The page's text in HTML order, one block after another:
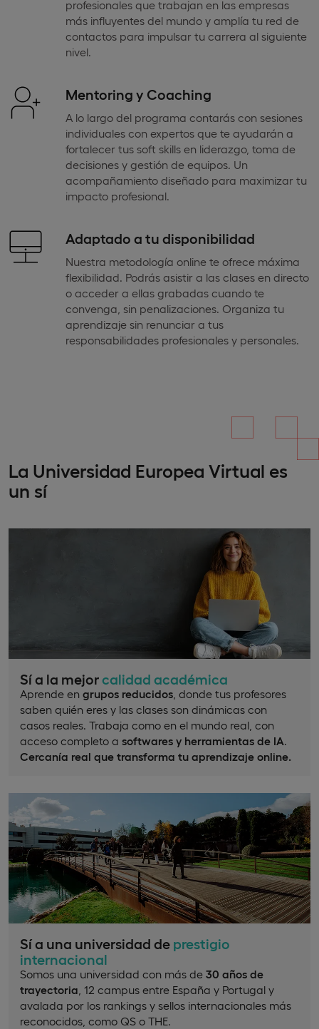
profesionales que trabajan en las empresas
más influyentes del mundo y amplía tu red de
contactos para impulsar tu carrera al siguiente
nivel.
Mentoring y Coaching
A lo largo del programa contarás con sesiones
individuales con expertos que te ayudarán a
fortalecer tus soft skills en liderazgo, toma de
decisiones y gestión de equipos. Un
acompañamiento diseñado para maximizar tu
impacto profesional.
Adaptado a tu disponibilidad
Nuestra metodología online te ofrece máxima
flexibilidad. Podrás asistir a las clases en directo
o acceder a ellas grabadas cuando te
convenga, sin penalizaciones. Organiza tu
aprendizaje sin renunciar a tus
responsabilidades profesionales y personales.
La Universidad Europea Virtual es
un sí
Sí a la mejorcalidad académica
Aprende en grupos reducidos , donde tus profesores
saben quién eres y las clases son dinámicas con
casos reales. Trabaja como en el mundo real, con
acceso completo a softwares y herramientas de IA.
Cercanía real que transforma tu aprendizaje online.
Sí a una universidad de prestigio
internacional
Somos una universidad con más de 30 años de
trayectoria , 12 campus entre España y Portugal y
avalada por los rankings y sellos internacionales más
reconocidos, como QS o THE.